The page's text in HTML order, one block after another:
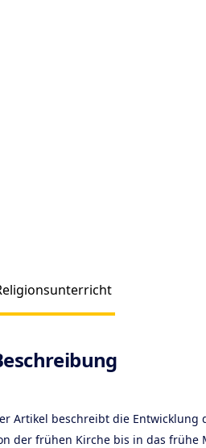
Artikel beschreibt die Entwicklung
der frühen Kirche bis in das frühe